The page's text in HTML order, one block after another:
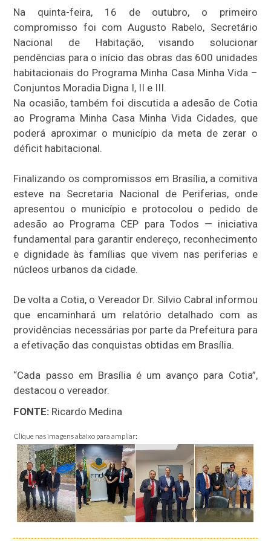
Na quinta-feira, 16 de outubro, o primeiro
compromisso foi com Augusto Rabelo, Secretário
Nacional de Habitação, visando solucionar
pendências para o início das obras das 600 unidades
habitacionais do Programa Minha Casa Minha Vida –
Conjuntos Moradia Digna I, II e III.
Na ocasião, também foi discutida a adesão de Cotia
ao Programa Minha Casa Minha Vida Cidades, que
poderá aproximar o município da meta de zerar o
déficit habitacional.
Finalizando os compromissos em Brasília, a comitiva
esteve na Secretaria Nacional de Periferias, onde
apresentou o município e protocolou o pedido de
adesão ao Programa CEP para Todos — iniciativa
fundamental para garantir endereço, reconhecimento
e dignidade às famílias que vivem nas periferias e
núcleos urbanos da cidade.
De volta a Cotia, o Vereador Dr. Silvio Cabral informou
que encaminhará um relatório detalhado com as
providências necessárias por parte da Prefeitura para
a efetivação das conquistas obtidas em Brasília.
“Cada passo em Brasília é um avanço para Cotia”,
destacou o vereador.
FONTE: Ricardo Medina
Clique nas imagens abaixo para ampliar: